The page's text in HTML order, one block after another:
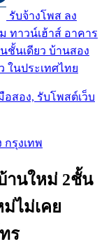
รับจ้างโพส ลง
ทาวน์เฮ้าส์ อาคาร
ชั้นเดียว บ้านสอง
ในประเทศไทย
สอง, รับโพสต์เว็บ
กรุงเทพ
านใหม่ 2ชั้น
ไม่เคย
ร